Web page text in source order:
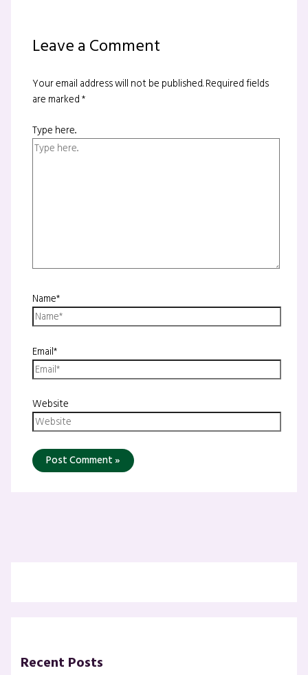
Leave a Comment
Your email address will not be published.Required fields
are marked*
Type here..
Name*
Email*
Website
Recent Posts